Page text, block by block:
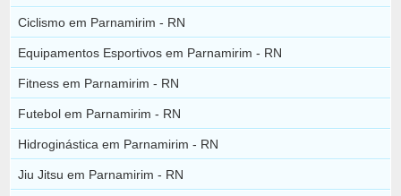
Ciclismo em Parnamirim - RN
Equipamentos Esportivos em Parnamirim - RN
Fitness em Parnamirim - RN
Futebol em Parnamirim - RN
Hidroginástica em Parnamirim - RN
Jiu Jitsu em Parnamirim - RN